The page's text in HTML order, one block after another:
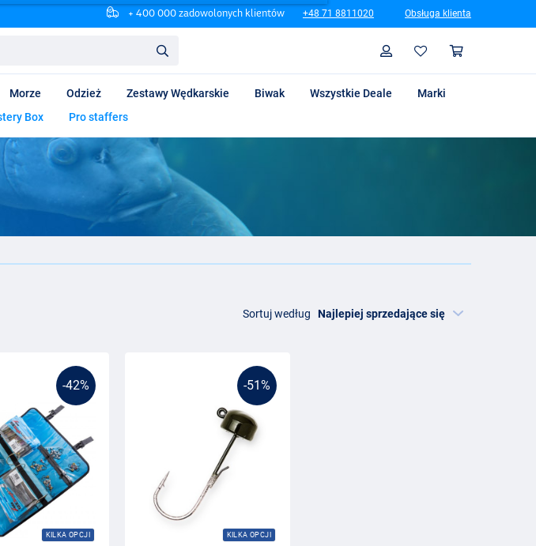
+ 400 000 zadowolonych klientów +48 71 8811020 Obsługa klienta
Profil
Morze Odzież Zestawy Wędkarskie Biwak Wszystkie Deale
Marki
Box Pro staffers
Sortuj według
-42%
KILKA OPCJI
-51%
KILKA OPCJI